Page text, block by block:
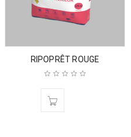
RIPOPRÊT ROUGE